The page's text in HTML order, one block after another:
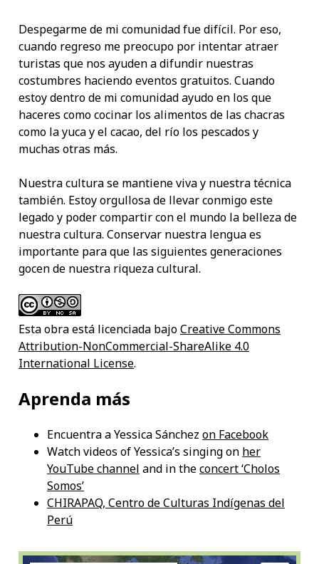
Despegarme de mi comunidad fue difícil. Por eso,
cuando regreso me preocupo por intentar atraer
turistas que nos ayuden a difundir nuestras
costumbres haciendo eventos gratuitos. Cuando
estoy dentro de mi comunidad ayudo en los que
haceres como cocinar los alimentos de las chacras
como la yuca y el cacao, del río los pescados y
muchas otras más.
Nuestra cultura se mantiene viva y nuestra técnica
también. Estoy orgullosa de llevar conmigo este
legado y poder compartir con el mundo la belleza de
nuestra cultura. Conservar nuestra lengua es
importante para que las siguientes generaciones
gocen de nuestra riqueza cultural.
Esta obra está licenciada bajoCreative Commons
Attribution-NonCommercial-ShareAlike 4.0
International License.
Aprenda más
Encuentra a Yessica Sánchez on Facebook
Watch videos of Yessica’s singing on her
YouTube channel and in theconcert ‘Cholos
Somos’
CHIRAPAQ, Centro de Culturas Indígenas del
Perú